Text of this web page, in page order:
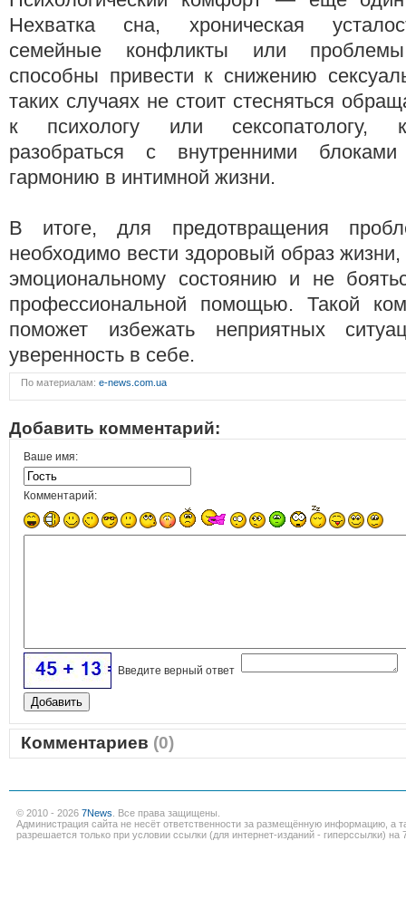
Нехватка сна, хроническая
семейные конфликты или
способны привести к снижению
таких случаях не стоит стесняться
к психологу или сексопатологу,
разобраться с внутренними
гармонию в интимной жизни.
В итоге, для предотвращения
необходимо вести здоровый образ
эмоциональному состоянию и не
профессиональной помощью. Такой
поможет избежать неприятных
уверенность в себе.
По материалам: e-news.com.ua
Добавить комментарий:
Ваше имя:
Комментарий:
Введите верный ответ
Комментариев (0)
© 2010 - 2026 7News . Все права защищены.
Администрация сайта не несёт ответственности за размещённую информацию, а
разрешается только при условии ссылки (для интернет-изданий - гиперссылки) на